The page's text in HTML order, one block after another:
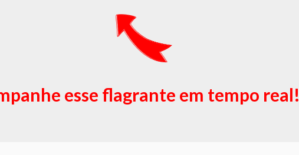
esse flagrante em tempo real!